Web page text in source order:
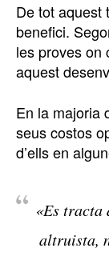
De tot aquest
benefici.
les proves on
aquest
En la majoria
seus costos
d’ells en
«Es tracta
altruista,